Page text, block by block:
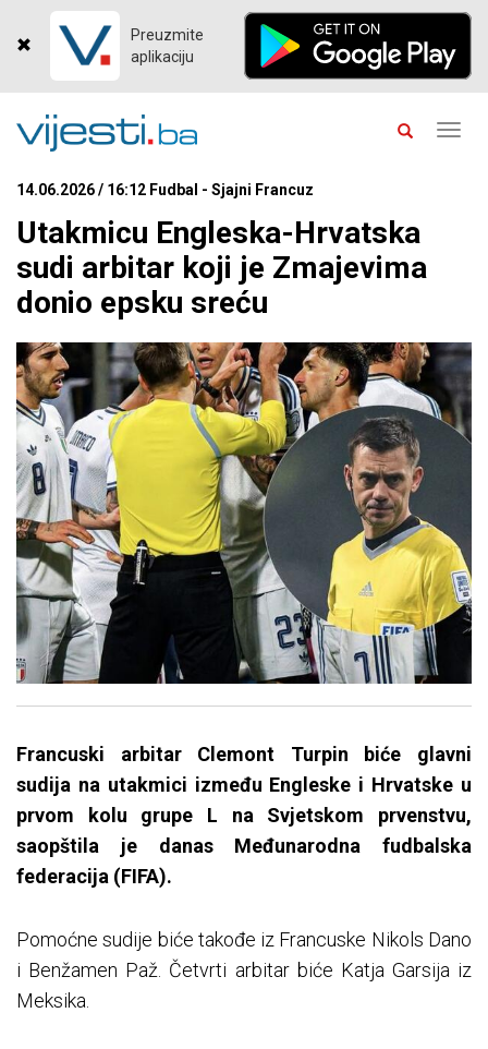
Preuzmite
aplikaciju
14.06.2026 / 16:12 Fudbal - Sjajni Francuz
Utakmicu Engleska-Hrvatska
sudi arbitar koji je Zmajevima
donio epsku sreću
Francuski arbitar Clemont Turpin biće glavni
sudija na utakmici između Engleske i Hrvatske u
prvom kolu grupe L na Svjetskom prvenstvu,
saopštila je danas Međunarodna fudbalska
federacija (FIFA).
Pomoćne sudije biće takođe iz Francuske Nikols Dano
i Benžamen Paž. Četvrti arbitar biće Katja Garsija iz
Meksika.